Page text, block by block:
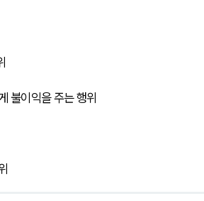
불이익을 주는 행위